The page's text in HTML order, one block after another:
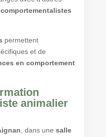
comportementalistes
permettent
et de
en comportement
animalier
, dans une salle